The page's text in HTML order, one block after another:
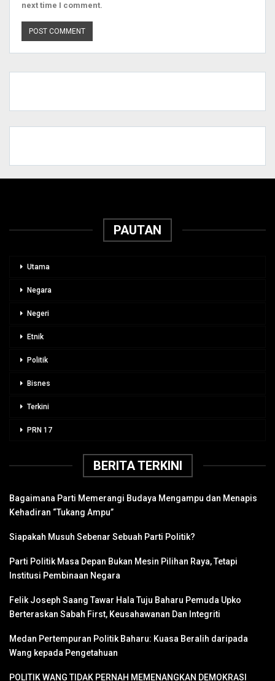
next time I comment.
PAUTAN
Utama
Negara
Negeri
Etnik
Politik
Bisnes
Terkini
PRN 17
BERITA TERKINI
Bagaimana Parti Memerangi Budaya Mengampu dan Menapis
Kehadiran “Tukang Ampu”
Siapakah Musuh Sebenar Sebuah Parti Politik?
Parti Politik Masa Depan Bukan Mesin Pilihan Raya, Tetapi
Institusi Pembinaan Negara
Felik Joseph Saang Tawar Hala Tuju Baharu Pemuda Upko
Berteraskan Sabah First, Keusahawanan Dan Integriti
Medan Pertempuran Politik Baharu: Kuasa Beralih daripada
Wang kepada Pengetahuan
POLITIK WANG TIDAK PERNAH MEMENANGKAN DEMOKRASI